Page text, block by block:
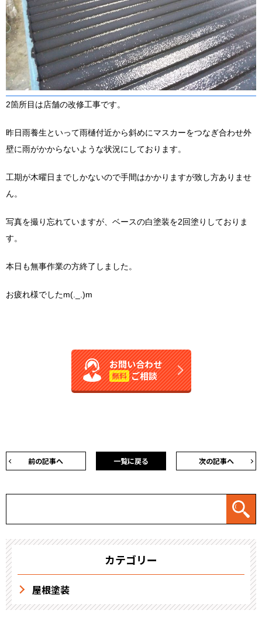
2箇所目は店舗の改修工事です。
昨日雨養生といって雨樋付近から斜めにマスカーをつなぎ合わせ外
壁に雨がかからないような状況にしております。
工期が木曜日までしかないので手間はかかりますが致し方ありませ
ん。
写真を撮り忘れていますが、ベースの白塗装を2回塗りしておりま
す。
本日も無事作業の方終了しました。
お疲れ様でしたm(._.)m
お問い合わせ
無料 ご相談
前の記事へ 次の記事へ
一覧に戻る
カテゴリー
屋根塗装